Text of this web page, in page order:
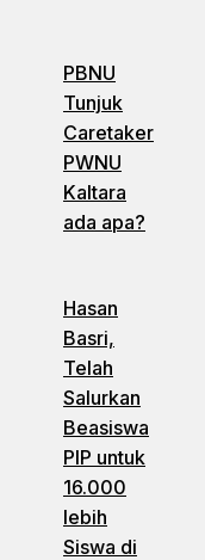
PBNU
Tunjuk
Caretaker
PWNU
Kaltara
ada apa?
Hasan
Basri,
Telah
Salurkan
Beasiswa
PIP untuk
16.000
lebih
Siswa di